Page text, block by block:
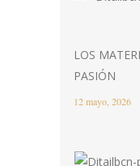
LOS
PASIÓN
12 mayo, 2026